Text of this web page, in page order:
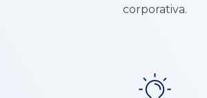
corporativa.